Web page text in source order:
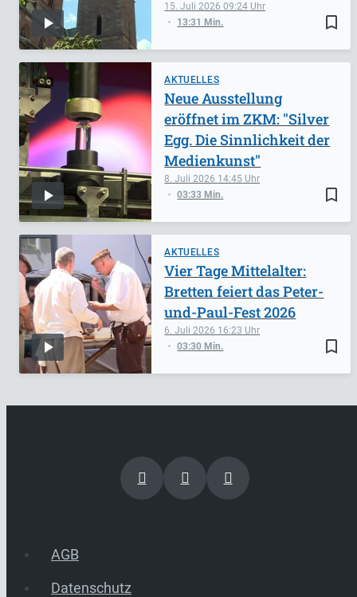
bookmark_border
15. Juli 202609:24
13:31 Min.
AKTUELLES
bookmark_border
8. Juli 2026 14:45
03:33 Min.
Neue Ausstellung
eröffnet im ZKM: "Silver
Egg. Die Sinnlichkeit der
Medienkunst"
AKTUELLES
bookmark_border
6. Juli 2026 16:23
03:30 Min.
Vier Tage Mittelalter:
Bretten feiert das Peter-
und-Paul-Fest 2026
AGB
Datenschutz